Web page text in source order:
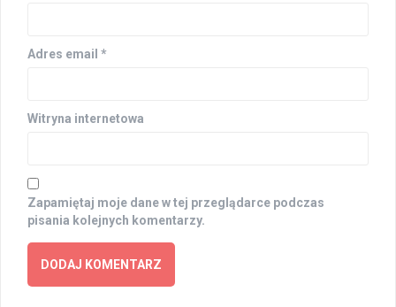
Adres email *
Witryna internetowa
Zapamiętaj moje dane w tej przeglądarce podczas
pisania kolejnych komentarzy.